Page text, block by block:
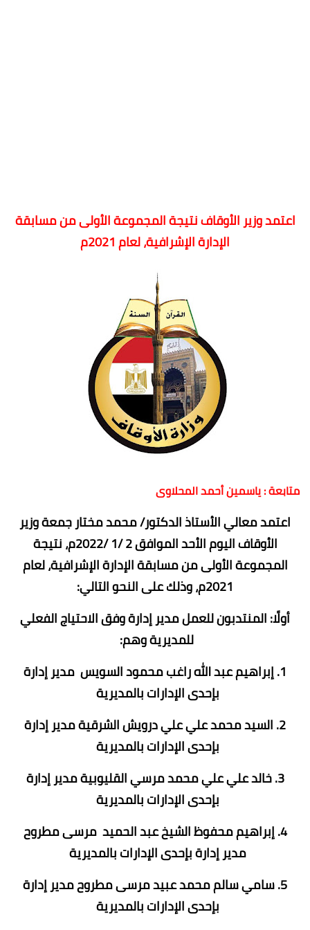
اعتمد وزير الأوقاف نتيجة المجموعة الأولى من مسابقة
الإدارة الإشرافية، لعام 2021م
متابعة : ياسمين أحمد المحلاوى
اعتمد معالي الأستاذ الدكتور/ محمد مختار جمعة وزير
الأوقاف اليوم الأحد الموافق 2 /1 /2022م، نتيجة
المجموعة الأولى من مسابقة الإدارة الإشرافية، لعام
2021م، وذلك على النحو التالي:
أولًا: المنتدبون للعمل مدير إدارة وفق الاحتياج الفعلي
للمديرية وهم:
1. إبراهيم عبد الله راغب محمود السويس مدير إدارة
بإحدى الإدارات بالمديرية
2. السيد محمد علي علي درويش الشرقية مدير إدارة
بإحدى الإدارات بالمديرية
3. خالد علي علي محمد مرسي القليوبية مدير إدارة
بإحدى الإدارات بالمديرية
4. إبراهيم محفوظ الشيخ عبد الحميد مرسى مطروح
مدير إدارة بإحدى الإدارات بالمديرية
5. سامي سالم محمد عبيد مرسى مطروح مدير إدارة
بإحدى الإدارات بالمديرية